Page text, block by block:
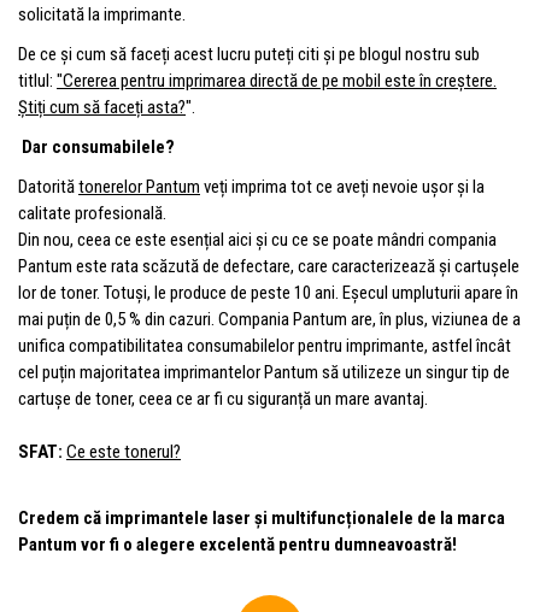
solicitată la imprimante.
De ce și cum să faceți acest lucru puteți citi și pe blogul nostru sub
titlul: "Cererea pentru imprimarea directă de pe mobil este în creștere.
Știți cum să faceți asta?".
Dar consumabilele?
Datoritătonerelor Pantum veți imprima tot ce aveți nevoie ușor și la
calitate profesională.
Din nou, ceea ce este esențial aici și cu ce se poate mândri compania
Pantum este rata scăzută de defectare, care caracterizează și cartușele
lor de toner. Totuși, le produce de peste 10 ani. Eșecul umpluturii apare în
mai puțin de 0,5 % din cazuri. Compania Pantum are, în plus, viziunea de a
unifica compatibilitatea consumabilelor pentru imprimante, astfel încât
cel puțin majoritatea imprimantelor Pantum să utilizeze un singur tip de
cartușe de toner, ceea ce ar fi cu siguranță un mare avantaj.
SFAT: Ce este tonerul?
Credem că imprimantele laser și multifuncționalele de la marca
Pantum vor fi o alegere excelentă pentru dumneavoastră!